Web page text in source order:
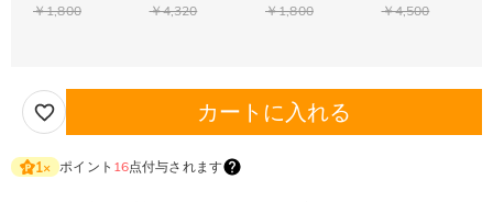
￥1,800
￥4,320
￥1,800
￥4,500
カートに入れる
1× ポイント 16点付与されます